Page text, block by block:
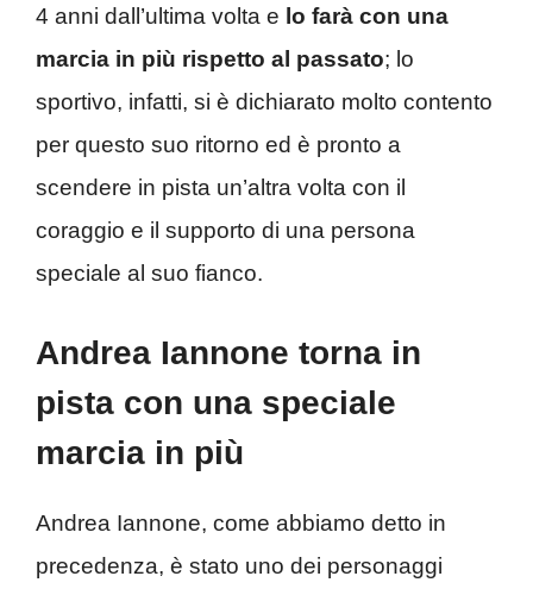
4 anni dall’ultima volta e lo farà con una
marcia in più rispetto al passato; lo
sportivo, infatti, si è dichiarato molto contento
per questo suo ritorno ed è pronto a
scendere in pista un’altra volta con il
coraggio e il supporto di una persona
speciale al suo fianco.
Andrea Iannone torna in
pista con una speciale
marcia in più
Andrea Iannone, come abbiamo detto in
precedenza, è stato uno dei personaggi